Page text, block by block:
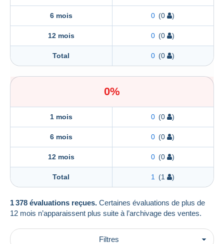
6 mois 0 (0 )
12 mois 0 (0 )
Total 0 (0 )
0%
1 mois 0 (0 )
6 mois 0 (0 )
12 mois 0 (0 )
Total 1 (1 )
1 378 évaluations reçues. Certaines évaluations de plus de
12 mois n’apparaissent plus suite à l’archivage des ventes.
Filtres